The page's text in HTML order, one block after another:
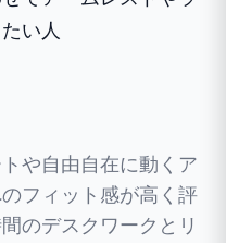
い人
や自由自在に動くア
フィット感が高く評
のデスクワークとリ